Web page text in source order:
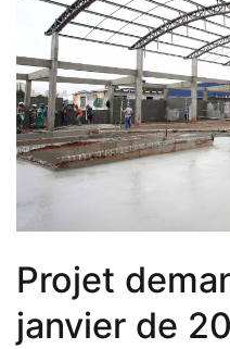
Projet
janvier de